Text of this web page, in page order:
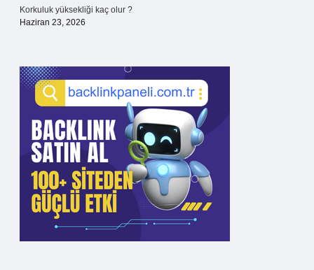
Korkuluk yüksekliği kaç olur ?
Haziran 23, 2026